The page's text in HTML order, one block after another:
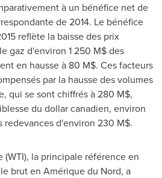
à un bénéfice net de
de 2014. Le bénéfice
reflète la baisse des prix
gaz d'environ 1 250 M$ des
en hausse à 80 M$. Ces facteurs
par la hausse des volumes
, qui se sont chiffrés à 280 M$,
du dollar canadien, environ
redevances d'environ 230 M$.
(WTI), la principale référence en
brut en Amérique du Nord, a